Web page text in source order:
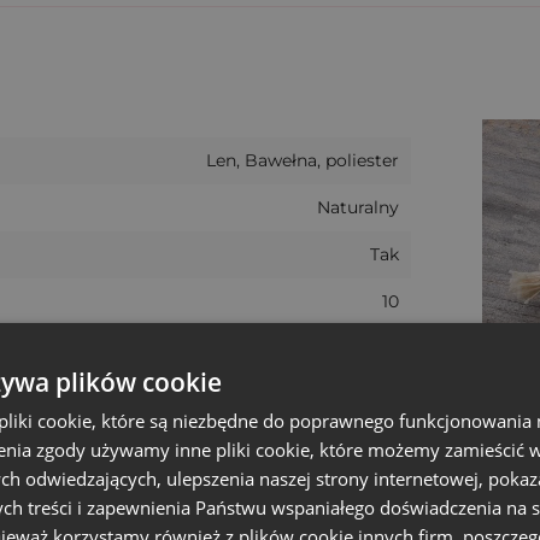
doskonale go imituje. Tkanina à la len to
a przy tym nie traci fasonu. To idealne
opowiada więcej
i czyni woreczek czymś więcej niż tylko
handmade, biżuterii artystycznej, świec czy
8x10 cm?
Len, Bawełna, poliester
Naturalny
Tak
10
10 cm
7.5 cm
plików cookie
cookie, które są niezbędne do poprawnego funkcjonowania
zgody używamy inne pliki cookie, które możemy zamieścić
odwiedzających, ulepszenia naszej strony internetowej,
treści i zapewnienia Państwu wspaniałego doświadczenia na